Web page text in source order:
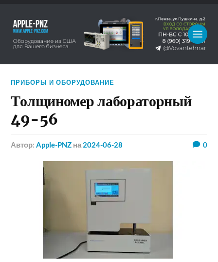
ПРИБОРЫ И ОБОРУДОВАНИЕ
Толщиномер лабораторный
49-56
Автор:Apple-PNZ на 2024-06-28 0